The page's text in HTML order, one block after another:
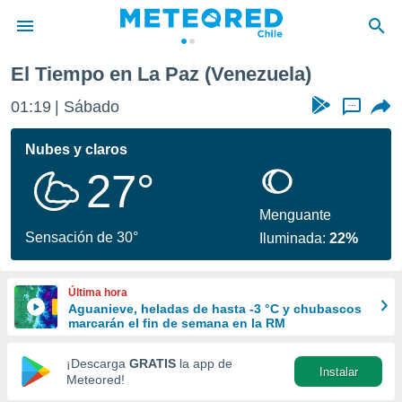
de
por
se
calidad.
a este
las
y
forma
digital
basada
El Tiempo en La Paz (Venezuela)
01:19 Sábado ...
Nubes y claros
27°
Sensación de 30°
Menguante
Iluminada:22%
Última hora
Aguanieve, heladas de hasta -3 °C y chubascos
marcarán el fin de semana en la RM
¡Descarga GRATIS la app de
Meteored!
Instalar